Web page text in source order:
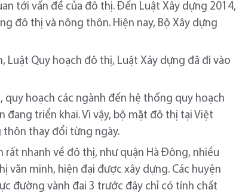
tới vấn đề của đô thị. Đến Luật Xây dựng 2014,
đô thị và nông thôn. Hiện nay, Bộ Xây dựng
Luật Quy hoạch đô thị, Luật Xây dựng đã đi vào
quy hoạch các ngành đến hệ thống quy hoạch
triển khai. Vì vậy, bộ mặt đô thị tại Việt
thôn thay đổi từng ngày.
rất nhanh về đô thị, như quận Hà Đông, nhiều
minh, hiện đại được xây dựng. Các huyện
đường vành đai 3 trước đây chỉ có tính chất